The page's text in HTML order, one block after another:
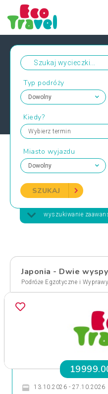
Typ podróży
Kiedy?
Wybierz termin
Miasto wyjazdu
SZUKAJ
wyszukiwanie
Japonia - Dwie
Podróże Egzotyczne i Wyprawy
13.10.2026 - 27.10.2026